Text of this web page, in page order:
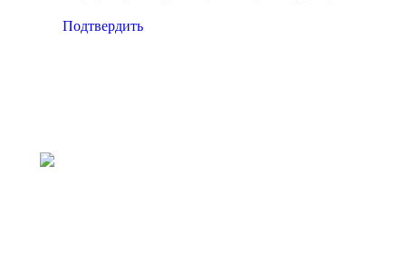
Подтвердить